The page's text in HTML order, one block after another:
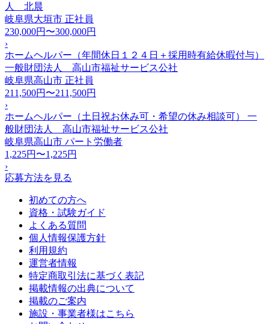
人 北晨
岐阜県大垣市 正社員
230,000円〜300,000円
›
ホームヘルパー（年間休日１２４日＋採用時有給休暇付与）
一般財団法人 高山市福祉サービス公社
岐阜県高山市 正社員
211,500円〜211,500円
›
ホームヘルパー（土日祝お休み可・希望の休み相談可） 一
般財団法人 高山市福祉サービス公社
岐阜県高山市 パート労働者
1,225円〜1,225円
›
応募方法を見る
初めての方へ
資格・試験ガイド
よくある質問
個人情報保護方針
利用規約
運営者情報
特定商取引法に基づく表記
掲載情報の出典について
掲載のご案内
施設・事業者様はこちら